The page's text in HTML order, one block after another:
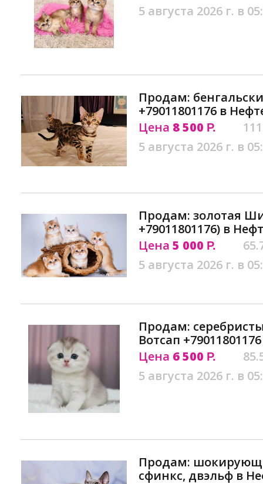
5 августа 2026 г. в
Продам:
+79011801176 в
Цена 8 500 Р.
5 августа 2026 г. в
Продам: золотая
+79011801176) в
Цена 5 000 Р.
5 августа 2026 г. в
Продам:
Вотсап
Цена 6 500 Р.
5 августа 2026 г. в
Продам:
сфинкс, двэльф в